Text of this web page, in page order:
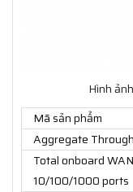
Hình
Mã sản phẩm
Aggregate
Total onboard
10/100/1000 ports